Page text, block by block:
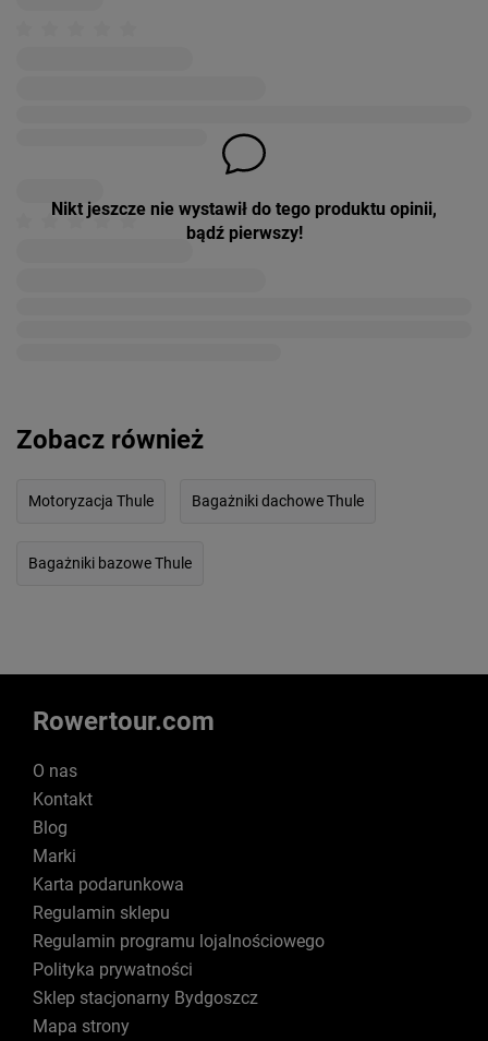
Nikt jeszcze nie wystawił do tego produktu opinii,
bądź pierwszy!
Zobacz również
Motoryzacja Thule Bagażniki dachowe Thule
Bagażniki bazowe Thule
Rowertour.com
O nas
Kontakt
Blog
Marki
Karta podarunkowa
Regulamin sklepu
Regulamin programu lojalnościowego
Polityka prywatności
Sklep stacjonarny Bydgoszcz
Mapa strony